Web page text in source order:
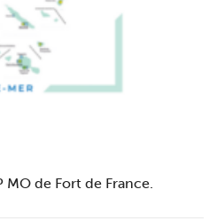
de Fort de France.